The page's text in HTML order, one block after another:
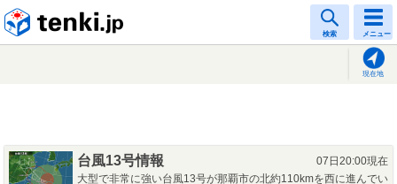
検索 メニュー
現在地
台風13号情報
07日20:00現在
大型で非常に強い台風13号が那覇市の北約110kmを西に進んでい